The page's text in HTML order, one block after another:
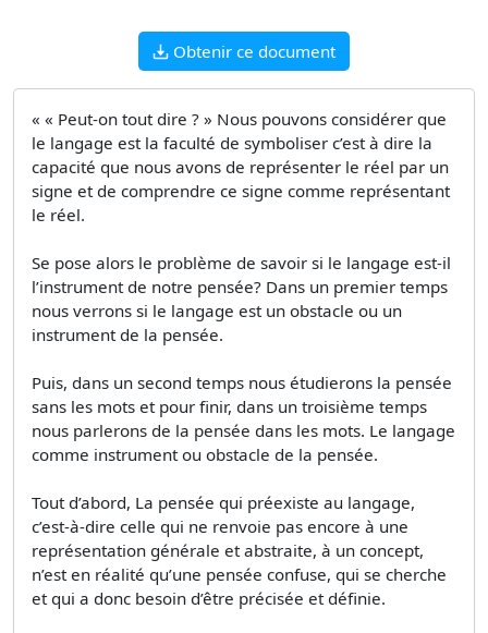
Obtenir ce document
« « Peut-on tout dire ? » Nous pouvons considérer que
le langage est la faculté de symboliser c’est à dire la
capacité que nous avons de représenter le réel par un
signe et de comprendre ce signe comme représentant
le réel.
Se pose alors le problème de savoir si le langage est-il
l’instrument de notre pensée? Dans un premier temps
nous verrons si le langage est un obstacle ou un
instrument de la pensée.
Puis, dans un second temps nous étudierons la pensée
sans les mots et pour finir, dans un troisième temps
nous parlerons de la pensée dans les mots. Le langage
comme instrument ou obstacle de la pensée.
Tout d’abord, La pensée qui préexiste au langage,
c’est-à-dire celle qui ne renvoie pas encore à une
représentation générale et abstraite, à un concept,
n’est en réalité qu’une pensée confuse, qui se cherche
et qui a donc besoin d’être précisée et définie.